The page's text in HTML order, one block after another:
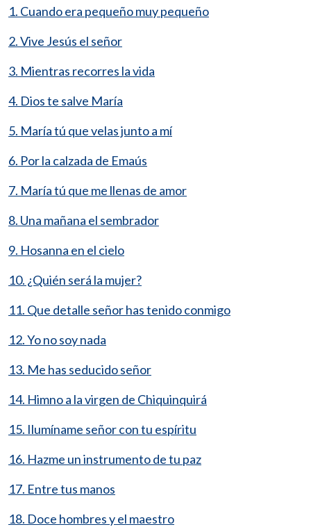
1. Cuando era pequeño muy pequeño
2. Vive Jesús el señor
3. Mientras recorres la vida
4. Dios te salve María
5. María tú que velas junto a mí
6. Por la calzada de Emaús
7. María tú que me llenas de amor
8. Una mañana el sembrador
9. Hosanna en el cielo
10. ¿Quién será la mujer?
11. Que detalle señor has tenido conmigo
12. Yo no soy nada
13. Me has seducido señor
14. Himno a la virgen de Chiquinquirá
15. Ilumíname señor con tu espíritu
16. Hazme un instrumento de tu paz
17. Entre tus manos
18. Doce hombres y el maestro